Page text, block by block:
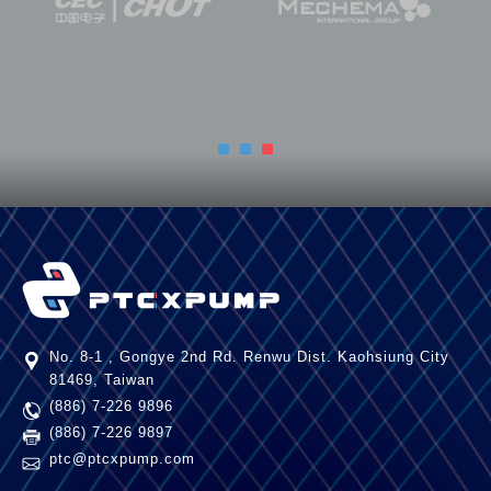
phân nước. Trước tiên, chúng ta cần hiểu về
điện phân nước:
No. 8-1 , Gongye 2nd Rd. Renwu Dist. Kaohsiung City
81469,Taiwan
(886) 7-226 9896
(886) 7-226 9897
ptc@ptcxpump.com